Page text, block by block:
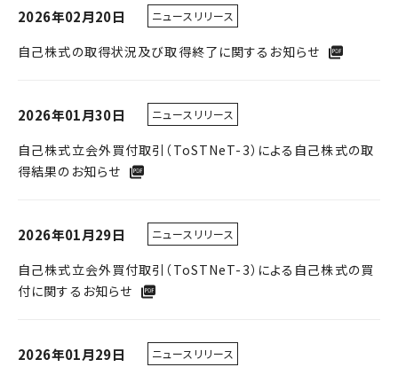
2026年02月20日 ニュースリリース
自己株式の取得状況及び取得終了に関するお知らせ
2026年01月30日 ニュースリリース
自己株式立会外買付取引（ToSTNeT-3）による自己株式の取
得結果のお知らせ
2026年01月29日 ニュースリリース
自己株式立会外買付取引（ToSTNeT-3）による自己株式の買
付に関するお知らせ
2026年01月29日 ニュースリリース